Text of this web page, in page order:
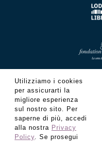
Utilizziamo i cookies
per assicurarti la
migliore esperienza
sul nostro sito. Per
saperne di più, accedi
alla nostra Privacy
Policy. Se prosegui